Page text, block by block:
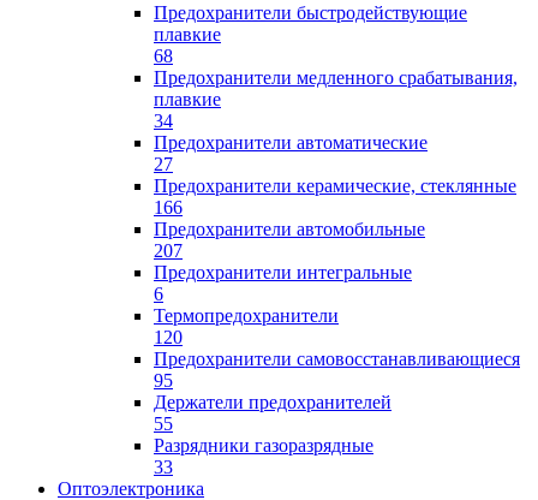
Предохранители быстродействующие
плавкие
68
Предохранители медленного срабатывания,
плавкие
34
Предохранители автоматические
27
Предохранители керамические, стеклянные
166
Предохранители автомобильные
207
Предохранители интегральные
6
Термопредохранители
120
Предохранители самовосстанавливающиеся
95
Держатели предохранителей
55
Разрядники газоразрядные
33
Оптоэлектроника